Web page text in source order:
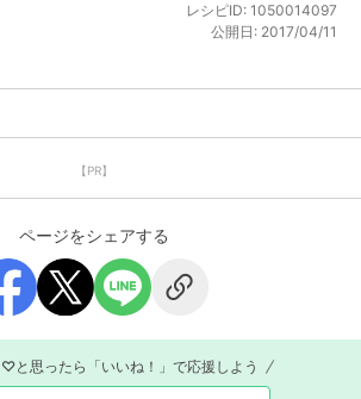
レシピID: 1050014097
公開日: 2017/04/11
【PR】
ページをシェアする
と思ったら「いいね！」で応援しよう